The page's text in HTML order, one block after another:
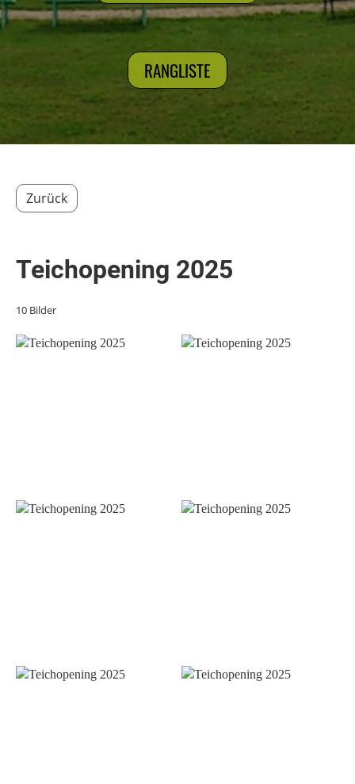
RANGLISTE
Zurück
Teichopening 2025
10 Bilder